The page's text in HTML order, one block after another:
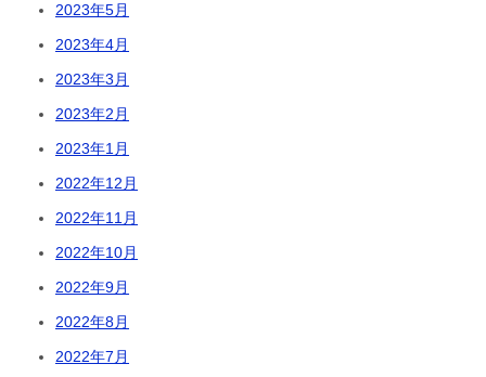
2023年5月
2023年4月
2023年3月
2023年2月
2023年1月
2022年12月
2022年11月
2022年10月
2022年9月
2022年8月
2022年7月